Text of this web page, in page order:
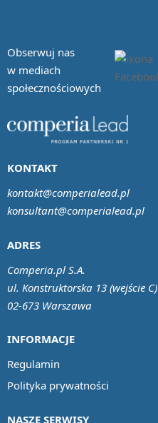
Obserwuj nas
w mediach
społecznościowych
INFORMACJE
Regulamin
Polityka prywatności
NASZE SERWISY
ADRES
Comperia.pl S.A.
ul. Konstruktorska 13 (wejście C)
02-673 Warszawa
KONTAKT
kontakt@comperialead.pl
konsultant@comperialead.pl